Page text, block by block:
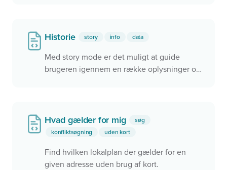
Historie story info data
Med story mode er det muligt at guide
brugeren igennem en række oplysninger og
Hvad gælder for mig
søg
konfliktsøgning
uden kort
Find hvilken lokalplan der gælder for en
given adresse uden brug af kort.